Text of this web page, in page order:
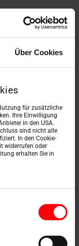
Über Cookies
für zusätzliche
Ihre Einwilligung
in den USA.
sind nicht alle
In den Cookie-
widerrufen oder
erhalten Sie in
niet